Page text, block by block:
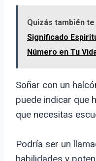
Quizás también
Significado
Número en Tu
Soñar con un
puede indicar que
que necesitas
Podría ser un